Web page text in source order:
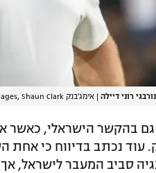
רוני דיילה | אימג'בנק GettyImages, Shaun Clark
גם בהקשר הישראלי, כאשר
עוד נכתב בדיווח כי
סביב המעבר לישראל, אך